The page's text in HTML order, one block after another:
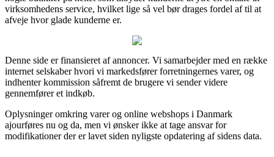
virksomhedens service, hvilket lige så vel bør drages fordel af til at
afveje hvor glade kunderne er.
Denne side er finansieret af annoncer. Vi samarbejder med en række
internet selskaber hvori vi markedsfører forretningernes varer, og
indhenter kommission såfremt de brugere vi sender videre
gennemfører et indkøb.
Oplysninger omkring varer og online webshops i Danmark
ajourføres nu og da, men vi ønsker ikke at tage ansvar for
modifikationer der er lavet siden nyligste opdatering af sidens data.